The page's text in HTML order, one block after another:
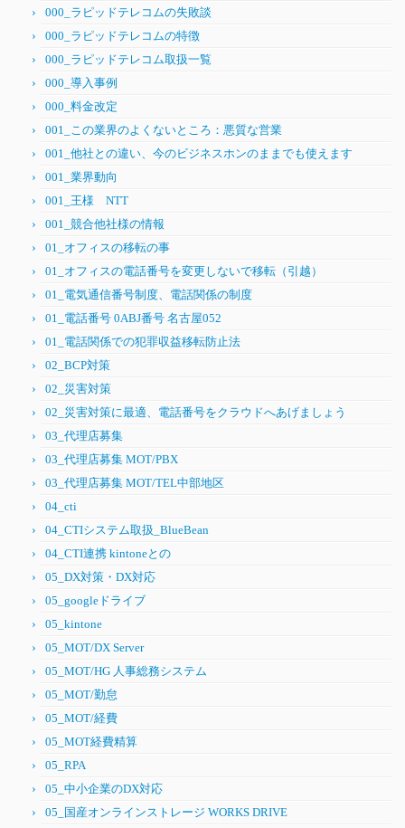
000_ラピッドテレコムの失敗談
000_ラピッドテレコムの特徴
000_ラピッドテレコム取扱一覧
000_導入事例
000_料金改定
001_この業界のよくないところ：悪質な営業
001_他社との違い、今のビジネスホンのままでも使えます
001_業界動向
001_王様 NTT
001_競合他社様の情報
01_オフィスの移転の事
01_オフィスの電話番号を変更しないで移転（引越）
01_電気通信番号制度、電話関係の制度
01_電話番号 0ABJ番号 名古屋052
01_電話関係での犯罪収益移転防止法
02_BCP対策
02_災害対策
02_災害対策に最適、電話番号をクラウドへあげましょう
03_代理店募集
03_代理店募集 MOT/PBX
03_代理店募集 MOT/TEL中部地区
04_cti
04_CTIシステム取扱_BlueBean
04_CTI連携 kintoneとの
05_DX対策・DX対応
05_googleドライブ
05_kintone
05_MOT/DX Server
05_MOT/HG 人事総務システム
05_MOT/勤怠
05_MOT/経費
05_MOT経費精算
05_RPA
05_中小企業のDX対応
05_国産オンラインストレージ WORKS DRIVE